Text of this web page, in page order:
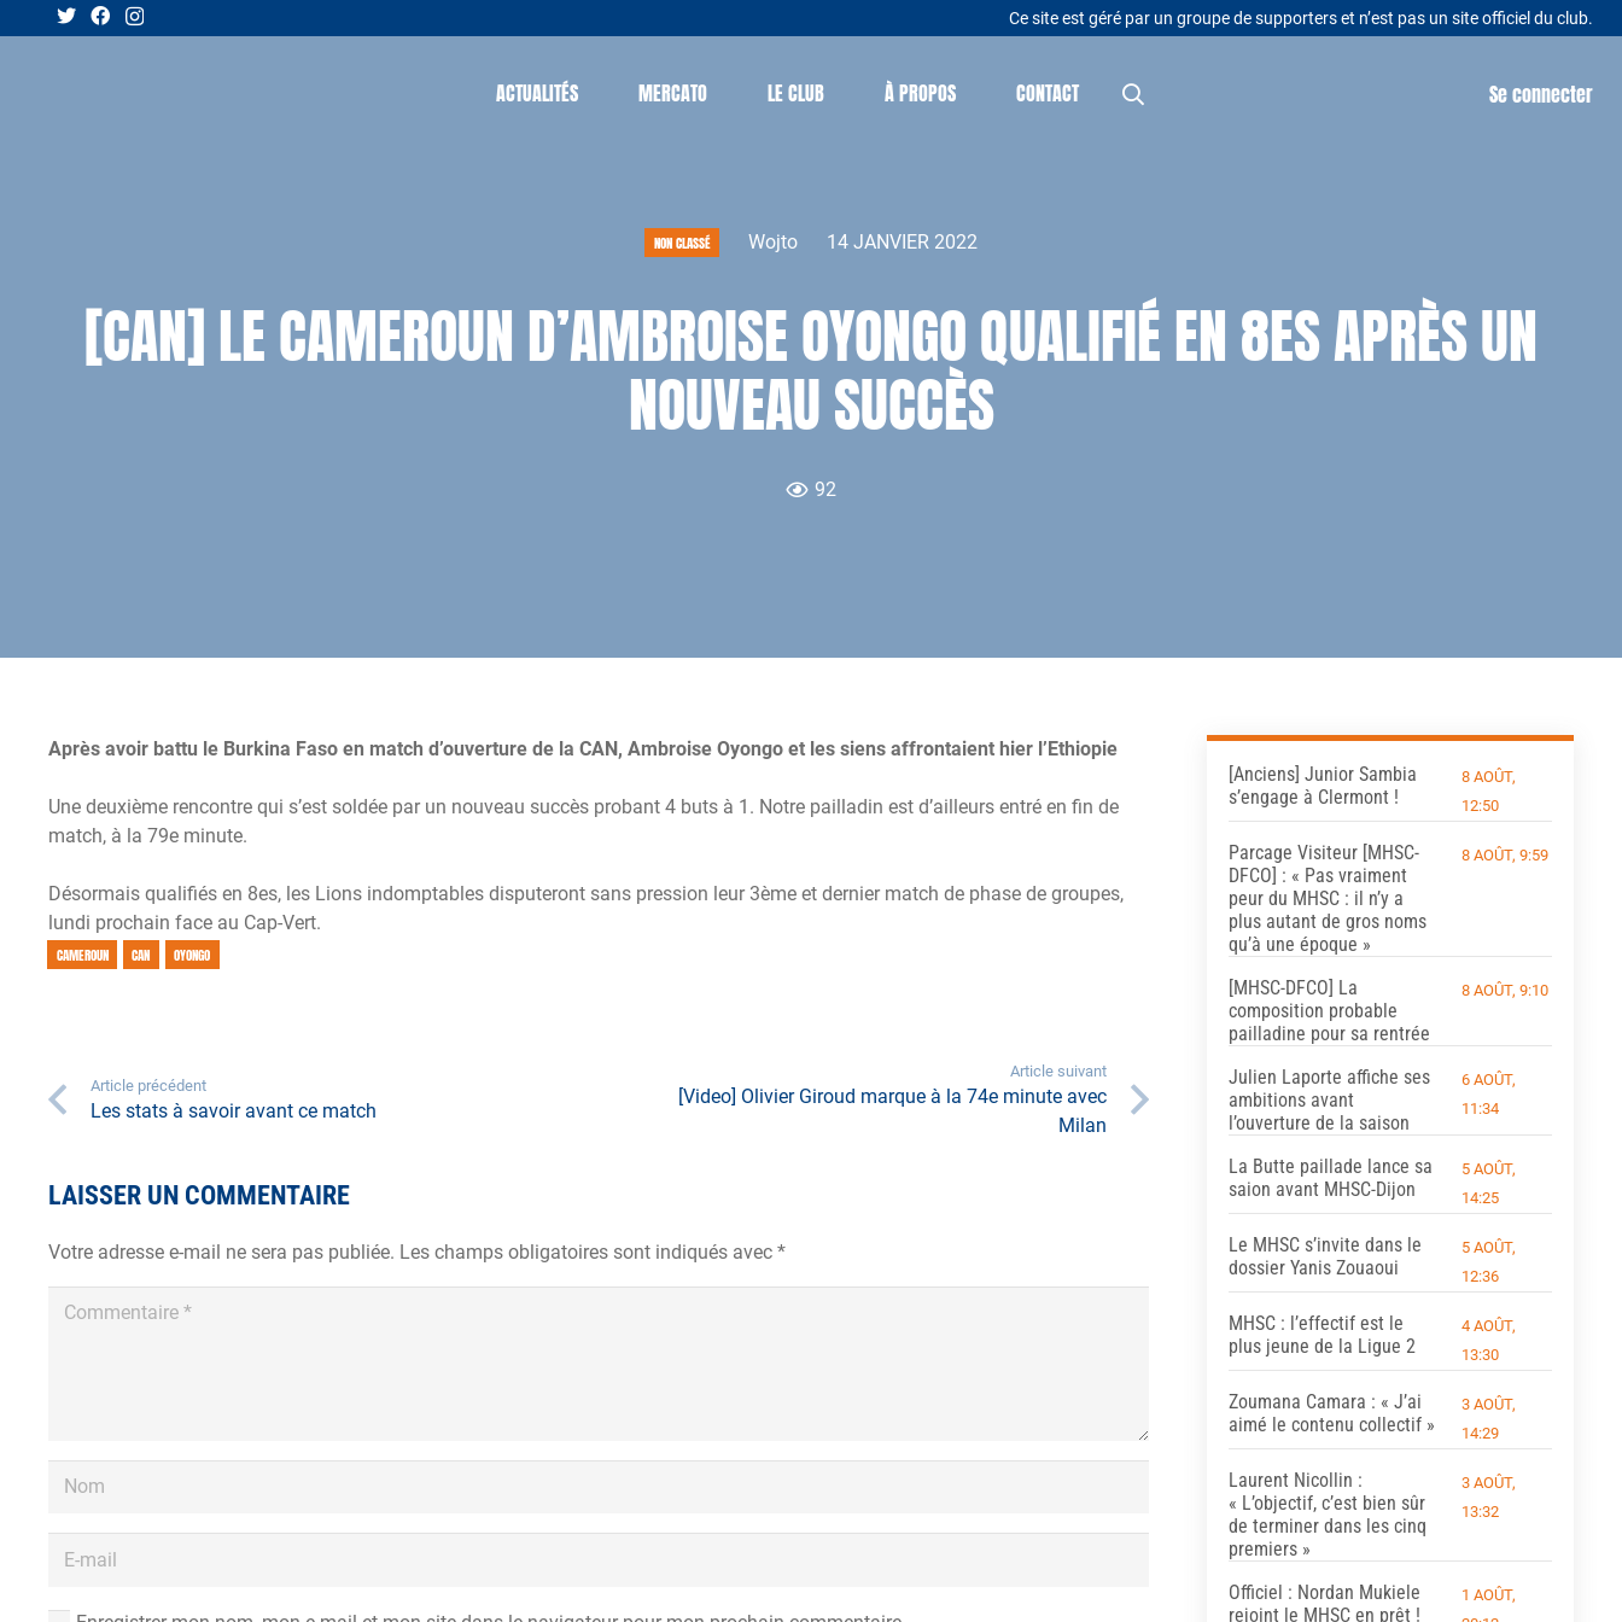
Ce site est géré par un groupe de supporters et n’est pas un site officiel du club.
ACTUALITÉS MERCATO LE CLUB À PROPOS CONTACT Se connecter
NON CLASSÉ Wojto 14 JANVIER 2022
[CAN] LE CAMEROUN D’AMBROISE OYONGO QUALIFIÉ EN 8ES APRÈS UN
NOUVEAU SUCCÈS
92
Après avoir battu le Burkina Faso en match d’ouverture de la CAN, Ambroise Oyongo et les siens affrontaient hier l’Ethiopie
Une deuxième rencontre qui s’est soldée par un nouveau succès probant 4 buts à 1. Notre pailladin est d’ailleurs entré en fin de
match, à la 79e minute.
Désormais qualifiés en 8es, les Lions indomptables disputeront sans pression leur 3ème et dernier match de phase de groupes,
lundi prochain face au Cap-Vert.
CAMEROUN CAN OYONGO
Article précédent
Les stats à savoir avant ce match
Article suivant
[Video] Olivier Giroud marque à la 74e minute avec
Milan
LAISSER UN COMMENTAIRE
Votre adresse e-mail ne sera pas publiée. Les champs obligatoires sont indiqués avec *
[Anciens] Junior Sambia
s’engage à Clermont !
8 AOÛT,
12:50
Parcage Visiteur [MHSC-
DFCO] : « Pas vraiment
peur du MHSC : il n’y a
plus autant de gros noms
qu’à une époque »
8 AOÛT, 9:59
[MHSC-DFCO] La
composition probable
pailladine pour sa rentrée
8 AOÛT, 9:10
Julien Laporte affiche ses
ambitions avant
l’ouverture de la saison
6 AOÛT,
11:34
La Butte paillade lance sa
saion avant MHSC-Dijon
5 AOÛT,
14:25
Le MHSC s’invite dans le
dossier Yanis Zouaoui
5 AOÛT,
12:36
MHSC : l’effectif est le
plus jeune de la Ligue 2
4 AOÛT,
13:30
Zoumana Camara : « J’ai
aimé le contenu collectif »
3 AOÛT,
14:29
Laurent Nicollin :
« L’objectif, c’est bien sûr
de terminer dans les cinq
premiers »
3 AOÛT,
13:32
Officiel : Nordan Mukiele
rejoint le MHSC en prêt !
1 AOÛT,